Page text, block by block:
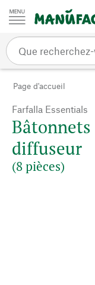
Passer au contenu
Page d'accueil
Farfalla Essentials
Bâtonnets
diffuseur
(8 pièces)